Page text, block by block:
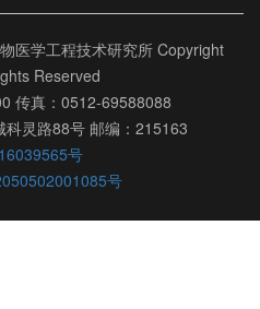
医学工程技术研究所 Copyright
Reserved
传真：0512-69588088
灵路88号 邮编：215163
号
号